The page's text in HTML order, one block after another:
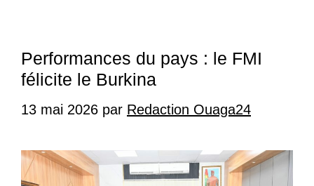
Performances du pays : le FMI
félicite le Burkina
13 mai 2026 par Redaction Ouaga24